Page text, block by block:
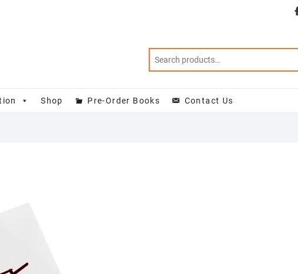
Shop Pre-Order Books Contact Us